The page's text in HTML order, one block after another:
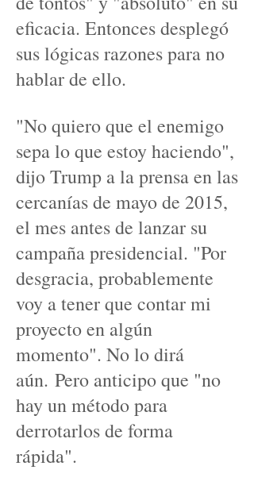
eficacia. Entonces desplegó
sus lógicas razones para no
hablar de ello.
"No quiero que el enemigo
sepa lo que estoy haciendo",
dijo Trump a la prensa en las
cercanías de mayo de 2015,
el mes antes de lanzar su
campaña presidencial. "Por
desgracia, probablemente
voy a tener que contar mi
proyecto en algún
momento". No lo dirá
aún. Pero anticipo que "no
hay un método para
derrotarlos de forma
rápida".